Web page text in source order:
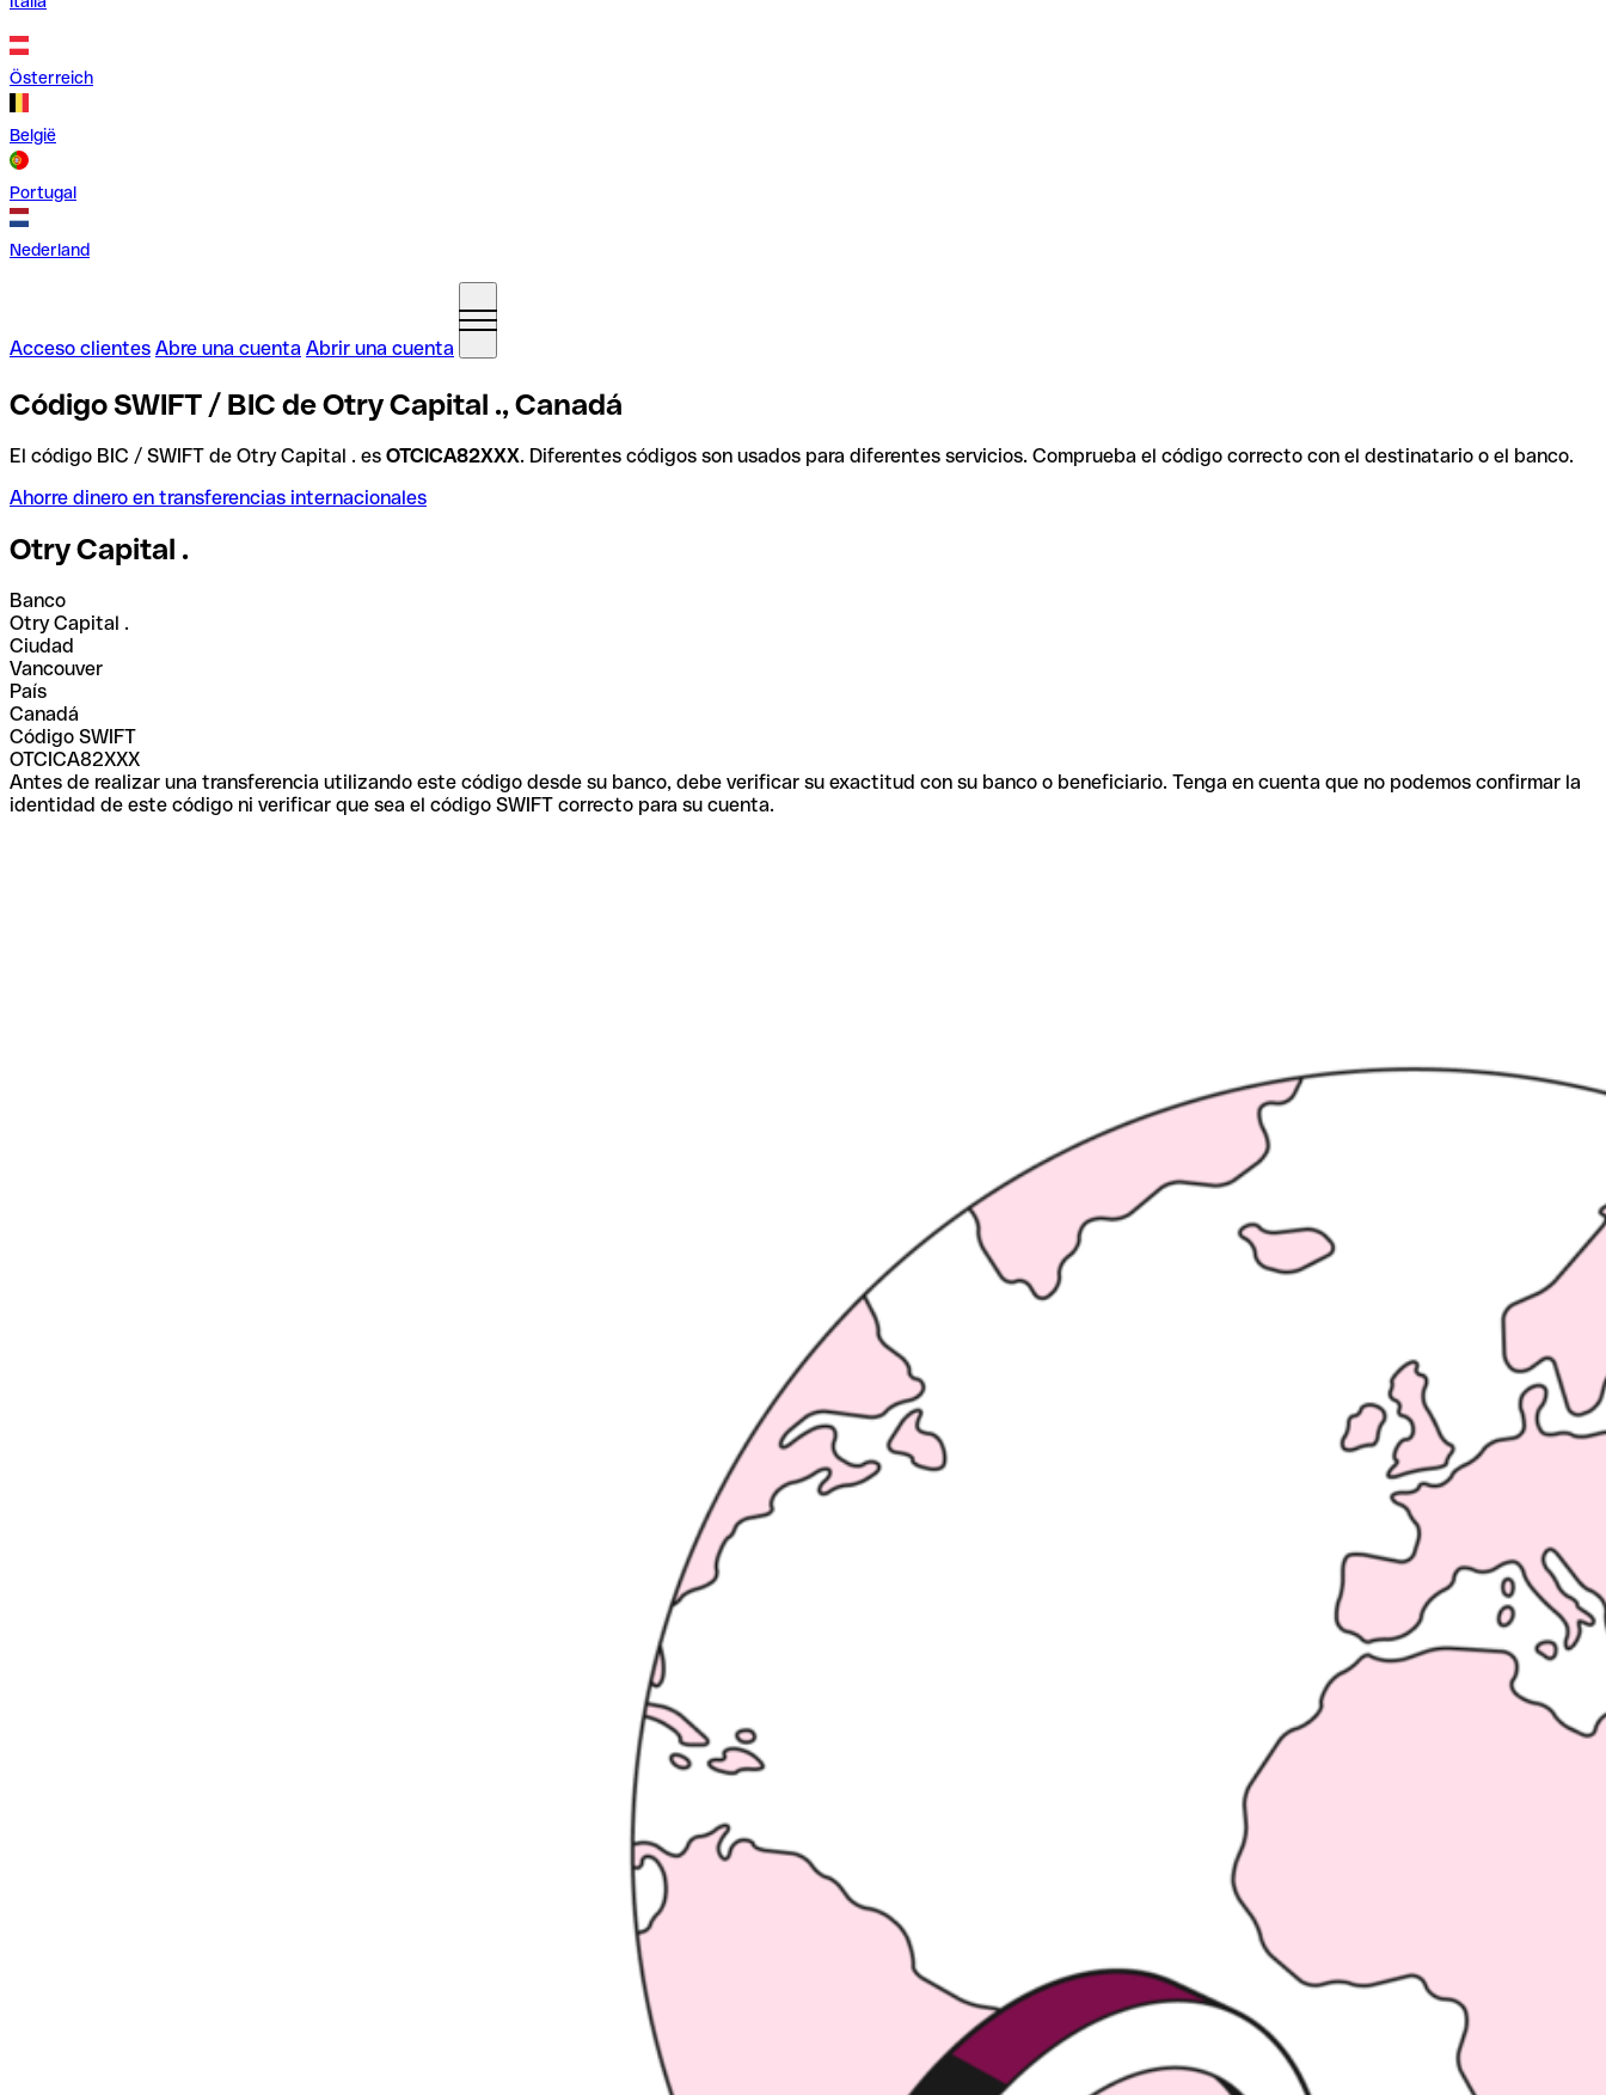
Österreich
België
Portugal
Nederland
Acceso clientes Abre una cuenta Abrir una cuenta
Código SWIFT / BIC de Otry Capital ., Canadá
El código BIC / SWIFT de Otry Capital . es OTCICA82XXX. Diferentes códigos son usados para diferentes servicios. Comprueba el código correcto con el destinatario o el banco.
Ahorre dinero en transferencias internacionales
Otry Capital .
Banco
Otry Capital .
Ciudad
Vancouver
País
Canadá
Código SWIFT
OTCICA82XXX
Antes de realizar una transferencia utilizando este código desde su banco, debe verificar su exactitud con su banco o beneficiario. Tenga en cuenta que no podemos confirmar la
identidad de este código ni verificar que sea el código SWIFT correcto para su cuenta.